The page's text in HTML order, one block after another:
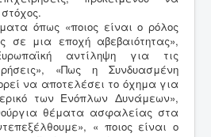
όπως «ποιος είναι ο ρόλος
σε μια εποχή αβεβαιότητας»,
αντίληψη για τις
«Πως η Συνδυασμένη
να αποτελέσει το όχημα για
των Ενόπλων Δυνάμεων»,
θέματα ασφαλείας στα
« ποιος είναι ο